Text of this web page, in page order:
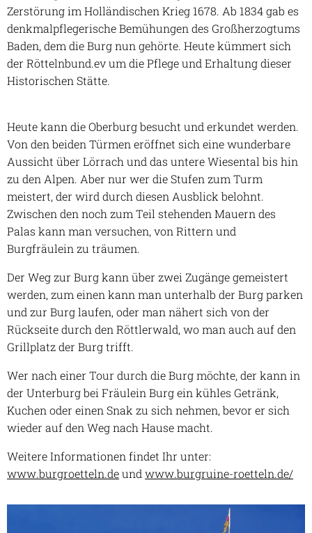
Zerstörung im Holländischen Krieg 1678. Ab 1834 gab es
denkmalpflegerische Bemühungen des Großherzogtums
Baden, dem die Burg nun gehörte. Heute kümmert sich
der Röttelnbund.ev um die Pflege und Erhaltung dieser
Historischen Stätte.
Heute kann die Oberburg besucht und erkundet werden.
Von den beiden Türmen eröffnet sich eine wunderbare
Aussicht über Lörrach und das untere Wiesental bis hin
zu den Alpen. Aber nur wer die Stufen zum Turm
meistert, der wird durch diesen Ausblick belohnt.
Zwischen den noch zum Teil stehenden Mauern des
Palas kann man versuchen, von Rittern und
Burgfräulein zu träumen.
Der Weg zur Burg kann über zwei Zugänge gemeistert
werden, zum einen kann man unterhalb der Burg parken
und zur Burg laufen, oder man nähert sich von der
Rückseite durch den Röttlerwald, wo man auch auf den
Grillplatz der Burg trifft.
Wer nach einer Tour durch die Burg möchte, der kann in
der Unterburg bei Fräulein Burg ein kühles Getränk,
Kuchen oder einen Snak zu sich nehmen, bevor er sich
wieder auf den Weg nach Hause macht.
Weitere Informationen findet Ihr unter:
www.burgroetteln.deund www.burgruine-roetteln.de/